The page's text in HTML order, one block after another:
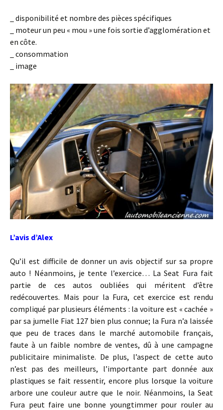
_ disponibilité et nombre des pièces spécifiques
_ moteur un peu « mou » une fois sortie d’agglomération et
en côte.
_ consommation
_ image
L’avis d’Alex
Qu’il est difficile de donner un avis objectif sur sa propre
auto ! Néanmoins, je tente l’exercice… La Seat Fura fait
partie de ces autos oubliées qui méritent d’être
redécouvertes. Mais pour la Fura, cet exercice est rendu
compliqué par plusieurs éléments : la voiture est « cachée »
par sa jumelle Fiat 127 bien plus connue; la Fura n’a laissée
que peu de traces dans le marché automobile français,
faute à un faible nombre de ventes, dû à une campagne
publicitaire minimaliste. De plus, l’aspect de cette auto
n’est pas des meilleurs, l’importante part donnée aux
plastiques se fait ressentir, encore plus lorsque la voiture
arbore une couleur autre que le noir. Néanmoins, la Seat
Fura peut faire une bonne youngtimmer pour rouler au